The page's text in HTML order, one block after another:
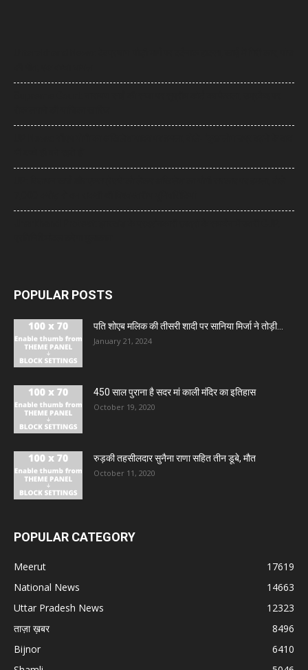
POPULAR POSTS
पति शोएब मलिक की तीसरी शादी पर सानिया मिर्जा ने तोड़ी...
January 21, 2024
450 साल पुराना है सदर मां काली मंदिर का इतिहास
October 19, 2020
रुड़की तहसीलदार सुनैना राणा सहित तीन डूबे, मौत
October 11, 2020
POPULAR CATEGORY
Meerut
17619
National News
14663
Uttar Pradesh News
12323
ताज़ा ख़बर
8496
Bijnor
6410